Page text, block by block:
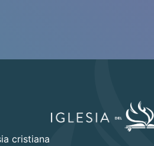
cristiana